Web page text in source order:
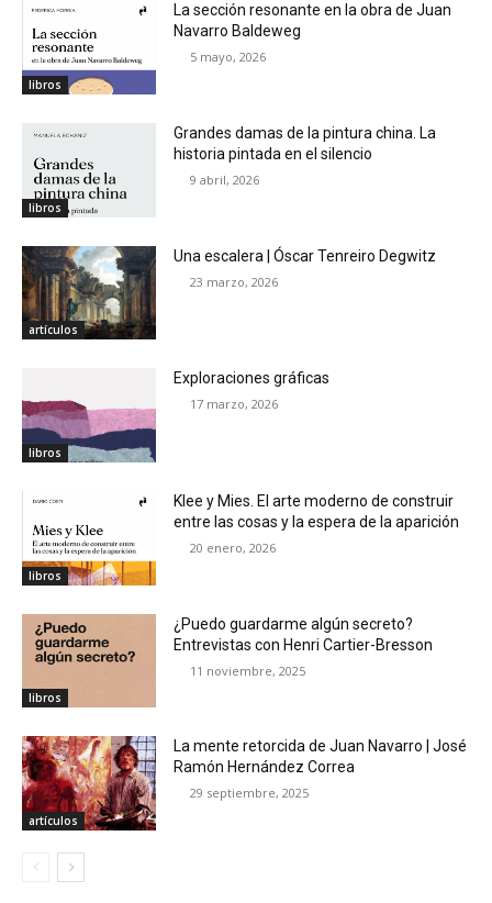
libros
La sección resonante en la obra de Juan
Navarro Baldeweg
5 mayo, 2026
libros
Grandes damas de la pintura china. La
historia pintada en el silencio
9 abril, 2026
artículos
Una escalera | Óscar Tenreiro Degwitz
23 marzo, 2026
libros
Exploraciones gráficas
17 marzo, 2026
libros
Klee y Mies. El arte moderno de construir
entre las cosas y la espera de la aparición
20 enero, 2026
libros
¿Puedo guardarme algún secreto?
Entrevistas con Henri Cartier-Bresson
11 noviembre, 2025
artículos
La mente retorcida de Juan Navarro | José
Ramón Hernández Correa
29 septiembre, 2025